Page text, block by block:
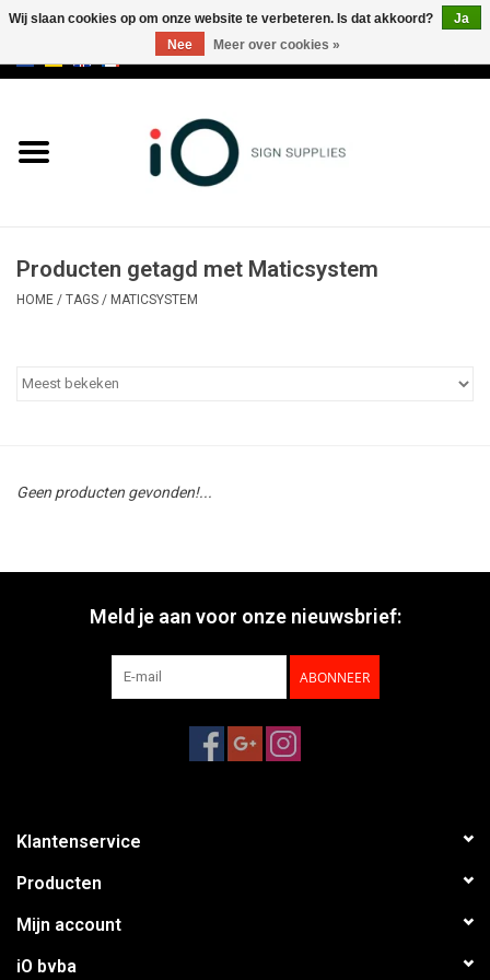
Merken
Producten getagd met Maticsystem
HOME / TAGS / MATICSYSTEM
Geen producten gevonden!...
Meld je aan voor onze nieuwsbrief:
ABONNEER
Klantenservice
Producten
Mijn account
iO bvba
Wij slaan cookies op om onze website te verbeteren. Is dat akkoord?
Ja
Nee
Meer over cookies »